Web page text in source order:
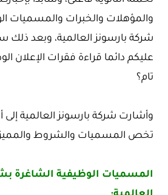
والمؤهلات والخبرات والمسميات
شركة بارسونز العالمية، وبعد ذلك
عليكم دائما قراءة فقرات الإعلان
تام؟
وأشارت شركة بارسونز العالمية إلى
تخص المسميات والشروط
المسميات الوظيفية الشاغرة